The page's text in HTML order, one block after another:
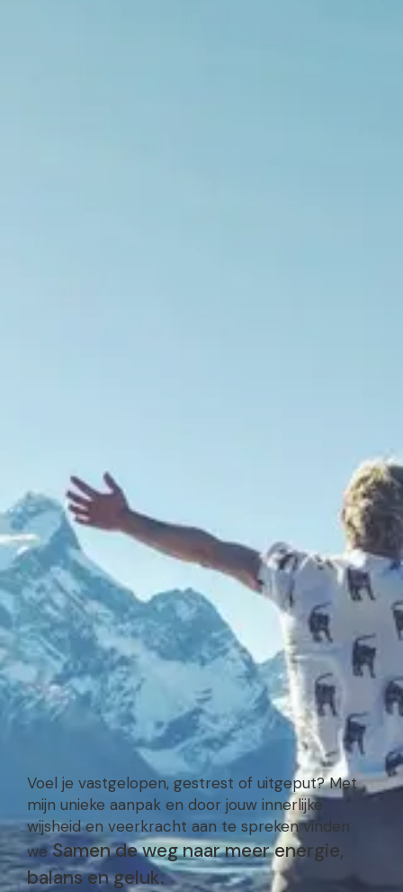
Voel je vastgelopen, gestrest of uitgeput? Met
mijn unieke aanpak en door jouw innerlijke
wijsheid en veerkracht aan te spreken vinden
weSamen de weg naar meer energie,
balans en geluk.